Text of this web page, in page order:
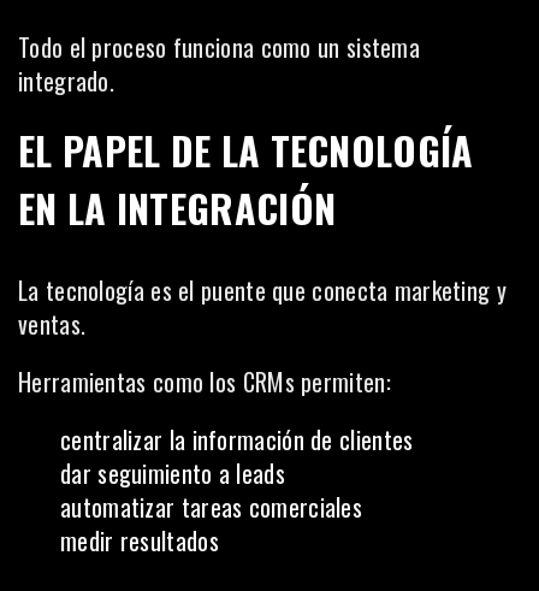
Todo el proceso funciona como un sistema
integrado.
EL PAPEL DE LA TECNOLOGÍA
EN LA INTEGRACIÓN
La tecnología es el puente que conecta marketing y
ventas.
Herramientas como los CRMs permiten:
centralizar la información de clientes
dar seguimiento a leads
automatizar tareas comerciales
medir resultados